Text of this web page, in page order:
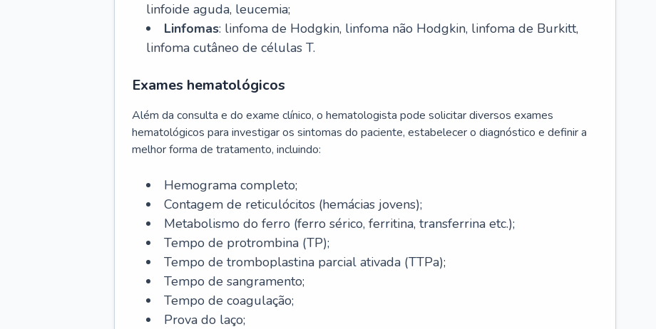
linfoide aguda, leucemia;
Linfomas: linfoma de Hodgkin, linfoma não Hodgkin, linfoma de Burkitt,
linfoma cutâneo de células T.
Exames hematológicos
Além da consulta e do exame clínico, o hematologista pode solicitar diversos exames
hematológicos para investigar os sintomas do paciente, estabelecer o diagnóstico e definir a
melhor forma de tratamento, incluindo:
Hemograma completo;
Contagem de reticulócitos (hemácias jovens);
Metabolismo do ferro (ferro sérico, ferritina, transferrina etc.);
Tempo de protrombina (TP);
Tempo de tromboplastina parcial ativada (TTPa);
Tempo de sangramento;
Tempo de coagulação;
Prova do laço;